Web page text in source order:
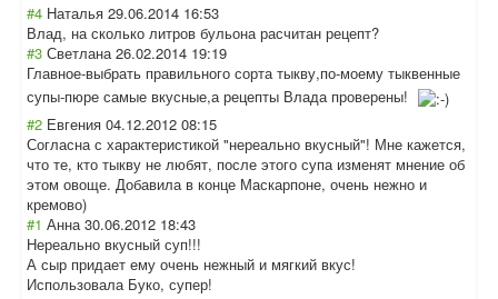
#4 Наталья 29.06.2014 16:53
Влад, на сколько литров бульона расчитан рецепт?
#3 Светлана 26.02.2014 19:19
Главное-выбрать правильного сорта тыкву,по-моему тыквенные
супы-пюре самые вкусные,а рецепты Влада проверены!
#2 Евгения 04.12.2012 08:15
Согласна с характеристикой "нереально вкусный"! Мне кажется,
что те, кто тыкву не любят, после этого супа изменят мнение об
этом овоще. Добавила в конце Маскарпоне, очень нежно и
кремово)
#1 Анна 30.06.2012 18:43
Нереально вкусный суп!!!
А сыр придает ему очень нежный и мягкий вкус!
Использовала Буко, супер!